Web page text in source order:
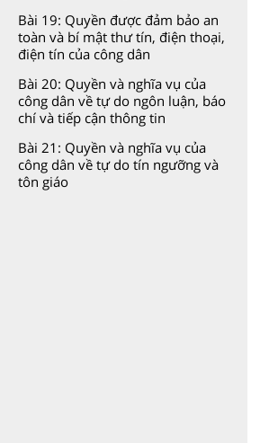
Bài 19: Quyền được đảm bảo an
toàn và bí mật thư tín, điện thoại,
điện tín của công dân
Bài 20: Quyền và nghĩa vụ của
công dân về tự do ngôn luận, báo
chí và tiếp cận thông tin
Bài 21: Quyền và nghĩa vụ của
công dân về tự do tín ngưỡng và
tôn giáo